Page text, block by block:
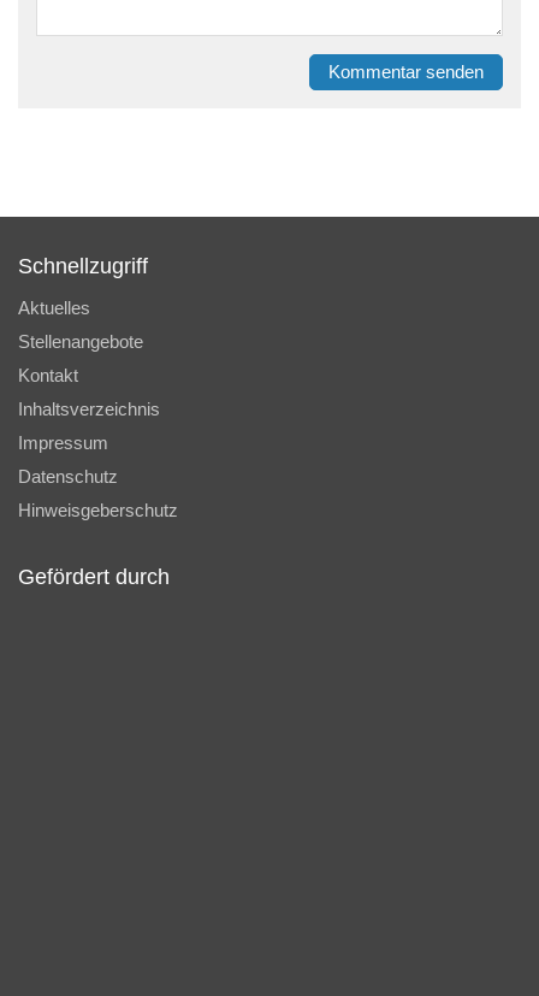
Kommentar senden
Schnellzugriff
Aktuelles
Stellenangebote
Kontakt
Inhaltsverzeichnis
Impressum
Datenschutz
Hinweisgeberschutz
Gefördert durch